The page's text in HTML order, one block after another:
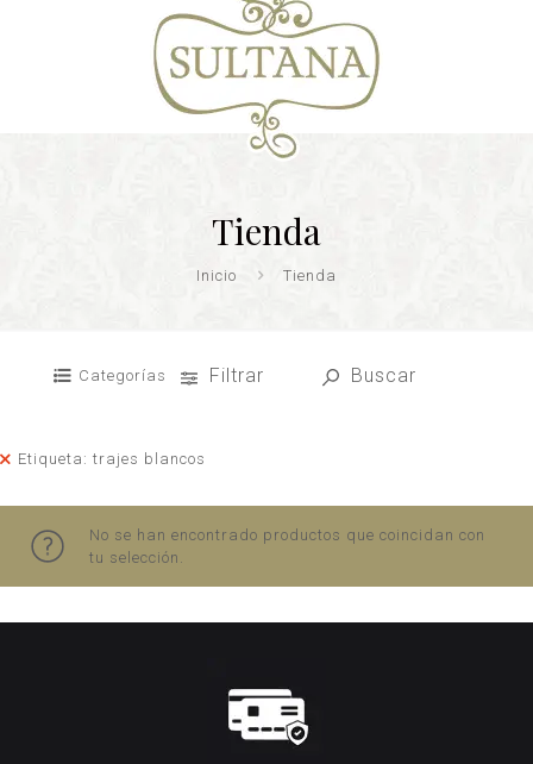
Tienda
Inicio Tienda
Categorías Filtrar Buscar
Etiqueta: trajes blancos
No se han encontrado productos que coincidan con
tu selección.